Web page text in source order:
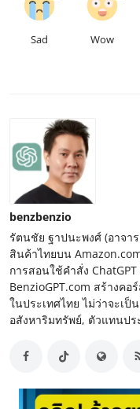
Sad Wow
benzbenzio
รัตนชัย ฐาปนะพงศ์ (อาจา
สินค้าไทยบน
การสอนใช้คำสั่ง
BenzioGPT.com สร้างคอ
ในประเทศไทย ไม่ว่าจะเ
อสังหาริมทรัพย์, ตัวแทนป